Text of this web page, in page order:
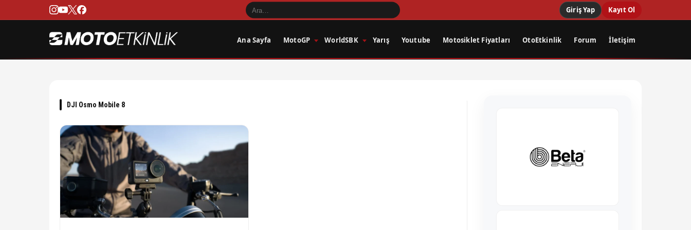
Giriş Yap Kayıt Ol
Ana Sayfa MotoGP WorldSBK Yarış Youtube Motosiklet Fiyatları OtoEtkinlik Forum İletişim
DJI Osmo Mobile 8